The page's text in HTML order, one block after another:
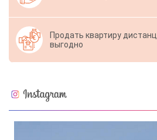
Продать квартиру
выгодно